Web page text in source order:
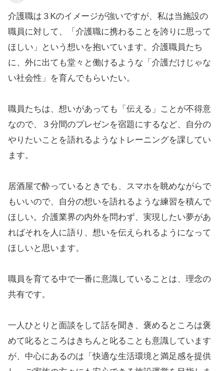
介護職は３Kのイメージが強いですが、私は当施設の
職員に対して、「介護職に携わることを誇りに思って
ほしい」という想いを抱いています。介護職員たち
に、外に出ても堂々と働けるような「介護だけじゃな
い社会性」を育んでもらいたい。
職員たちは、想いがあっても「伝える」ことが不得意
なので、３分間のプレゼンを宿題にするなど、自分の
やりたいことを語れるようなトレーニングを課してい
ます。
居酒屋で酔っているときでも、スマホを眺めながらで
もいいので、自分の想いを語れるような練習を積んで
ほしい。介護業界の内外を問わず、実現したい夢があ
ればそれを人に語り、想いを伝えられるようになって
ほしいと思います。
職員を育てる中で一番に意識していることは、理念の
共有です。
一人ひとりと面談をして話を聞き、褒めるところは褒
めて叱るところはきちんと叱ることも意識しています
が、中心にあるのは「快適な生活環境と満足感を提供